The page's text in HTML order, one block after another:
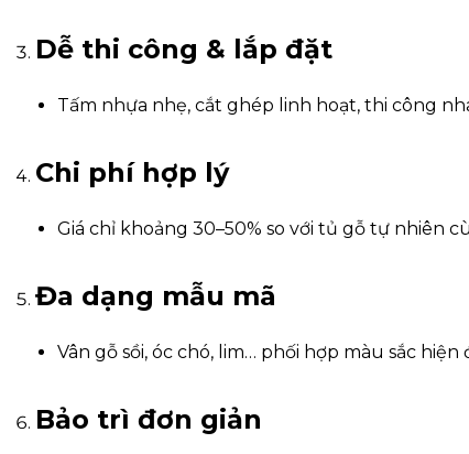
Dễ thi công & lắp đặt
Tấm nhựa nhẹ, cắt ghép linh hoạt, thi công
Chi phí hợp lý
Giá chỉ khoảng 30–50% so với tủ gỗ tự nhiên
Đa dạng mẫu mã
Vân gỗ sồi, óc chó, lim… phối hợp màu sắc hiện
Bảo trì đơn giản